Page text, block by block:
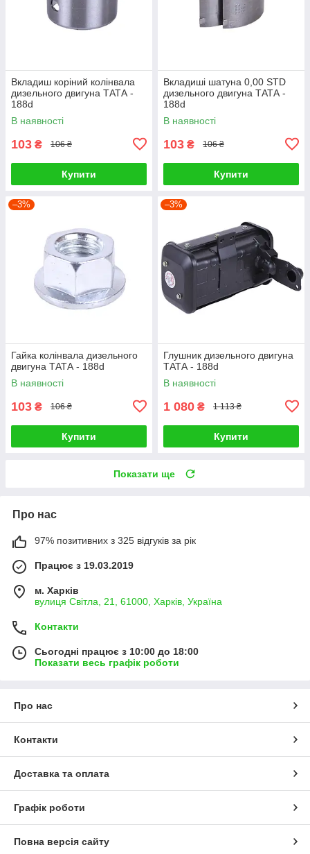
Вкладиш коріний колінвала
дизельного двигуна ТАТА -
188d
В наявності
103 ₴ 106 ₴
Купити
Вкладиші шатуна 0,00 STD
дизельного двигуна ТАТА -
188d
В наявності
103 ₴ 106 ₴
Купити
–3%
Гайка колінвала дизельного
двигуна ТАТА - 188d
В наявності
103 ₴ 106 ₴
Купити
–3%
Глушник дизельного двигуна
ТАТА - 188d
В наявності
1 080 ₴ 1 113 ₴
Купити
Показати ще
Про нас
97% позитивних з 325 відгуків за рік
Працює з 19.03.2019
м. Харків
вулиця Світла, 21, 61000, Харків, Україна
Контакти
Сьогодні працює з 10:00 до 18:00
Показати весь графік роботи
Про нас
Контакти
Доставка та оплата
Графік роботи
Повна версія сайту